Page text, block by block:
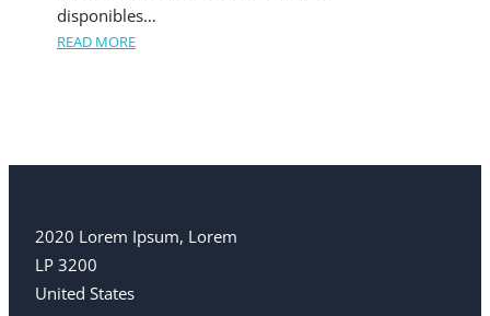
disponibles…
READ MORE
2020 Lorem Ipsum, Lorem
LP 3200
United States